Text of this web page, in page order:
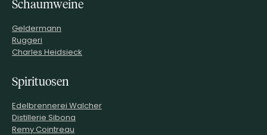
Schaumweine
Geldermann
Ruggeri
Charles Heidsieck
Spirituosen
Edelbrennerei Walcher
Distillerie Sibona
Remy Cointreau